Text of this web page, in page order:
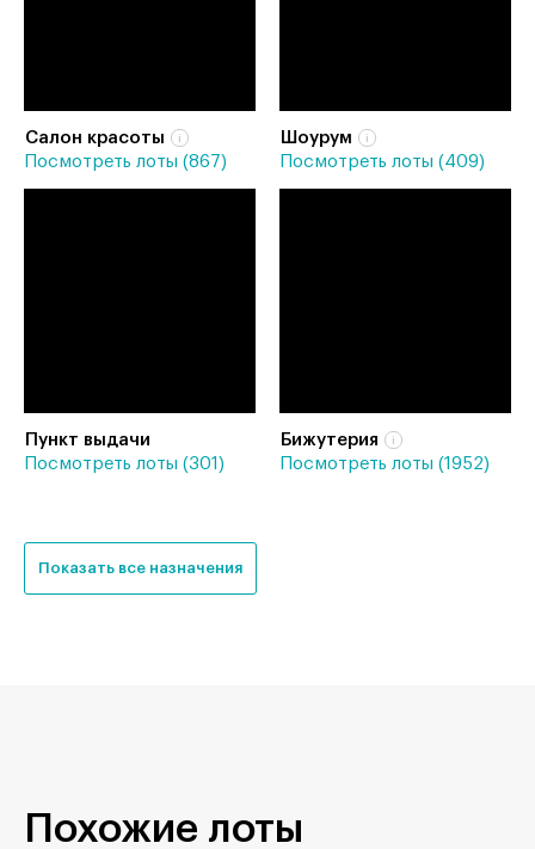
Салон красоты
Посмотреть лоты (867)
Шоурум
Посмотреть лоты (409)
Пункт выдачи
Посмотреть лоты (301)
Бижутерия
Посмотреть лоты (1952)
Показать все назначения
Похожие лоты